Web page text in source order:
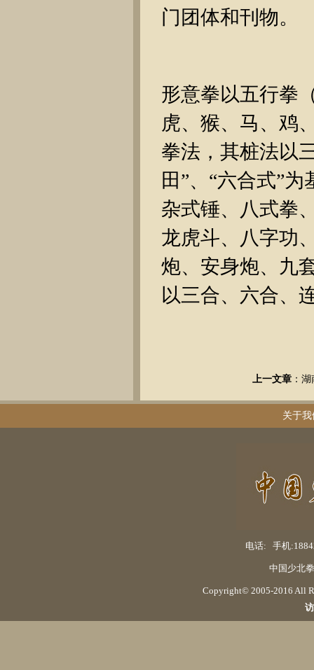
门团体和刊物。
形意拳以五行拳
虎、猴、马、鸡
拳法，其桩法以
田”、“六合式”
杂式锤、八式拳
龙虎斗、八字功
炮、安身炮、九
以三合、六合、
上一文章 ： 湖
关于我
电话: 手机
中国少北
Copyright© 2005-2016 All